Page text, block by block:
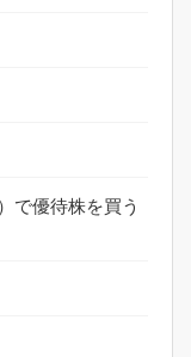
で優待株を買う